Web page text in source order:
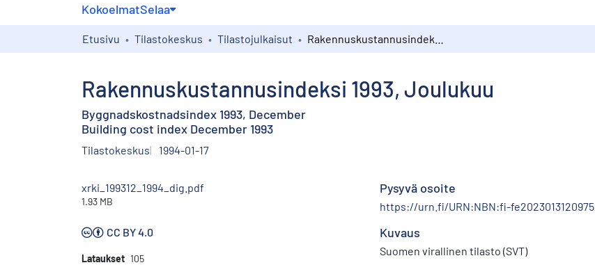
KokoelmatSelaa
Etusivu Tilastokeskus Tilastojulkaisut
Rakennuskustannusindeksi 1993, Joulukuu
Byggnadskostnadsindex 1993, December
Building cost index December 1993
Tilastokeskus 1994-01-17
xrki_199312_1994_dig.pdf
1.93 MB
CC BY 4.0
Lataukset 105
Pysyvä osoite
https://urn.fi/URN:NBN:fi-fe2023013120975
Kuvaus
Suomen virallinen tilasto (SVT)